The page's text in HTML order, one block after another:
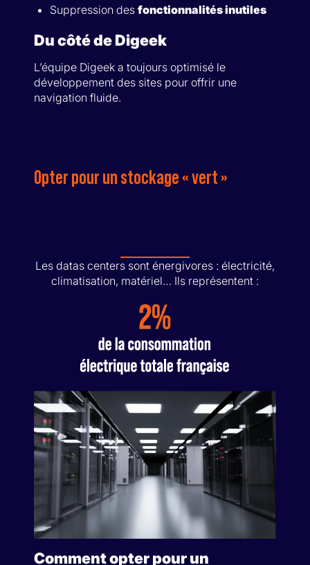
Suppression des fonctionnalités inutiles
Du côté de Digeek
L’équipe Digeek a toujours optimisé le
développement des sites pour offrir une
navigation fluide.
Opter pour un stockage « vert »
Les datas centers sont énergivores : électricité,
climatisation, matériel… Ils représentent :
Comment opter pour un